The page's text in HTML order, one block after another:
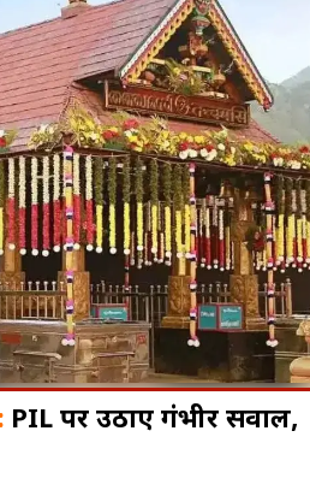
PIL पर उठाए गंभीर सवाल,